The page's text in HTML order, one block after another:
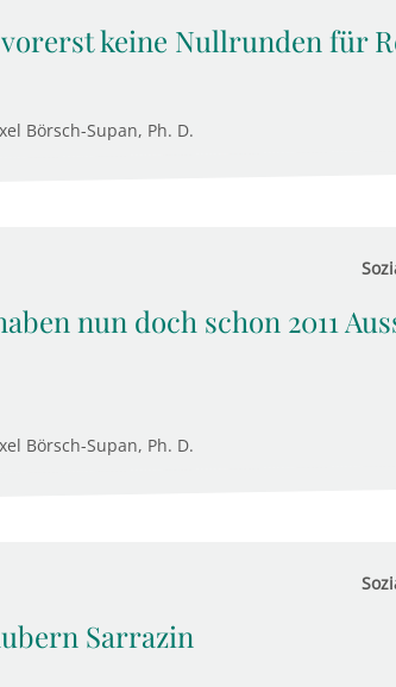
keine Nullrunden für
Börsch-Supan, Ph. D.
nun doch schon 2011
Börsch-Supan, Ph. D.
Sarrazin